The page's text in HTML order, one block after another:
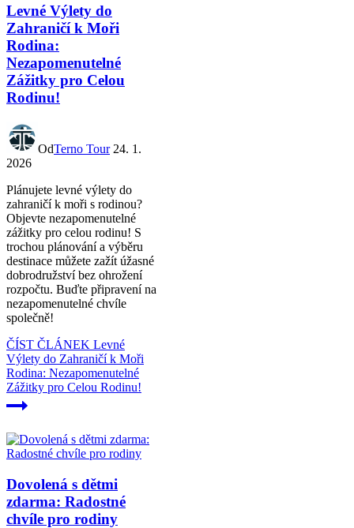
Levné Výlety do
Zahraničí k Moři
Rodina:
Nezapomenutelné
Zážitky pro Celou
Rodinu!
OdTerno Tour 24. 1.
2026
Plánujete levné výlety do
zahraničí k moři s rodinou?
Objevte nezapomenutelné
zážitky pro celou rodinu! S
trochou plánování a výběru
destinace můžete zažít úžasné
dobrodružství bez ohrožení
rozpočtu. Buďte připravení na
nezapomenutelné chvíle
společně!
ČÍST ČLÁNEK Levné
Výlety do Zahraničí k Moři
Rodina: Nezapomenutelné
Zážitky pro Celou Rodinu!
Dovolená s dětmi
zdarma: Radostné
chvíle pro rodiny